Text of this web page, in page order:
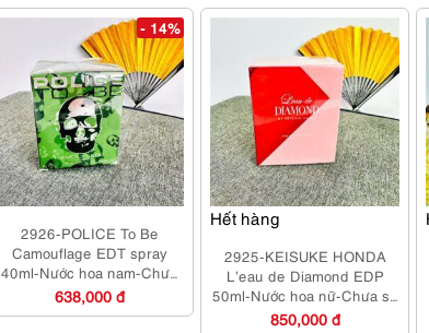
- 14%
2926-POLICE To Be
Camouflage EDT spray
40ml-Nước hoa nam-Chưa
sử dụng
638,000 đ
Hết hàng
2925-KEISUKE HONDA
L’eau de Diamond EDP
50ml-Nước hoa nữ-Chưa sử
dụng
850,000 đ